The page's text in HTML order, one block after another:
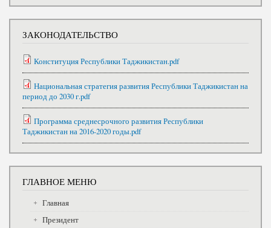
ЗАКОНОДАТЕЛЬСТВО
Конституция Республики Таджикистан.pdf
Национальная стратегия развития Республики Таджикистан на
период до 2030 г.pdf
Программа среднесрочного развития Республики
Таджикистан на 2016-2020 годы.pdf
ГЛАВНОЕ МЕНЮ
Главная
Президент